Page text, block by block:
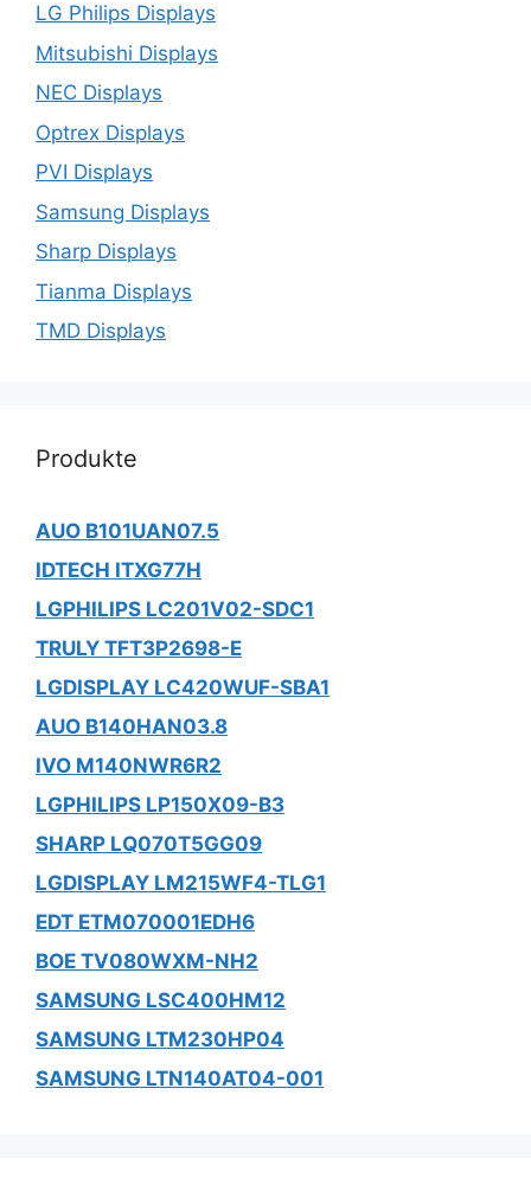
LG Philips Displays
Mitsubishi Displays
NEC Displays
Optrex Displays
PVI Displays
Samsung Displays
Sharp Displays
Tianma Displays
TMD Displays
Produkte
AUO B101UAN07.5
IDTECH ITXG77H
LGPHILIPS LC201V02-SDC1
TRULY TFT3P2698-E
LGDISPLAY LC420WUF-SBA1
AUO B140HAN03.8
IVO M140NWR6R2
LGPHILIPS LP150X09-B3
SHARP LQ070T5GG09
LGDISPLAY LM215WF4-TLG1
EDT ETM070001EDH6
BOE TV080WXM-NH2
SAMSUNG LSC400HM12
SAMSUNG LTM230HP04
SAMSUNG LTN140AT04-001